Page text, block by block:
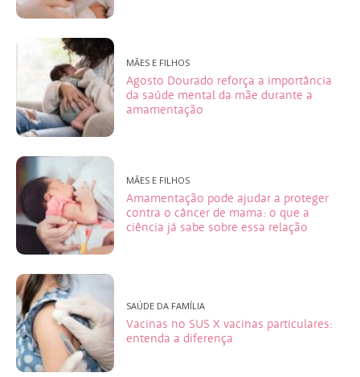
MÃES E FILHOS
Agosto Dourado reforça a importância
da saúde mental da mãe durante a
amamentação
MÃES E FILHOS
Amamentação pode ajudar a proteger
contra o câncer de mama: o que a
ciência já sabe sobre essa relação
SAÚDE DA FAMÍLIA
Vacinas no SUS X vacinas particulares:
entenda a diferença